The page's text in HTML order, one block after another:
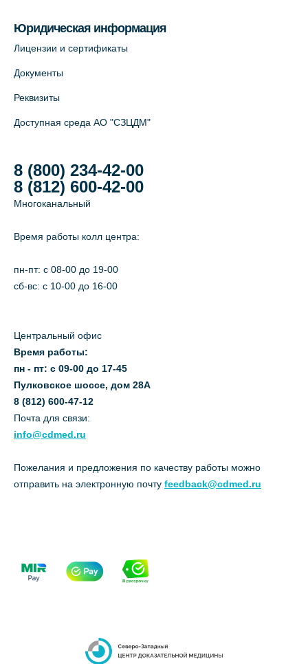
Юридическая информация
Лицензии и сертификаты
Документы
Реквизиты
Доступная среда АО "СЗЦДМ"
8 (800) 234-42-00
8 (812) 600-42-00
Многоканальный
Время работы колл центра:
пн-пт: c 08-00 до 19-00
сб-вс: с 10-00 до 16-00
Центральный офис
Время работы:
пн - пт: с 09-00 до 17-45
Пулковское шоссе, дом 28А
8 (812) 600-47-12
Почта для связи:
info@cdmed.ru
Пожелания и предложения по качеству работы можно
отправить на электронную почту feedback@cdmed.ru